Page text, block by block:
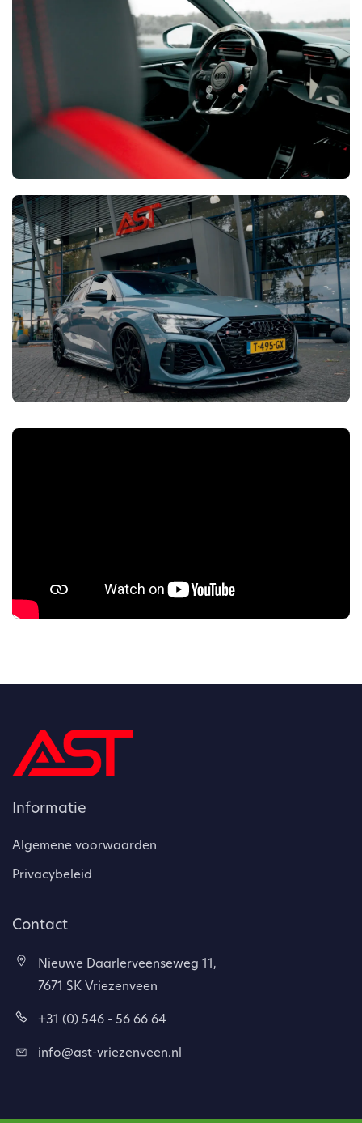
Informatie
Algemene voorwaarden
Privacybeleid
Contact
Nieuwe Daarlerveenseweg 11,
7671 SK Vriezenveen
+31 (0) 546 - 56 66 64
info@ast-vriezenveen.nl